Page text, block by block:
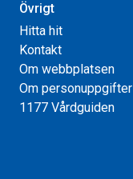
Övrigt
Hitta hit
Kontakt
Om webbplatsen
Om personuppgifter
1177 Vårdguiden